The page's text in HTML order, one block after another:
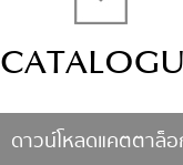
ดาวน์โหลดแคตตาล็อ